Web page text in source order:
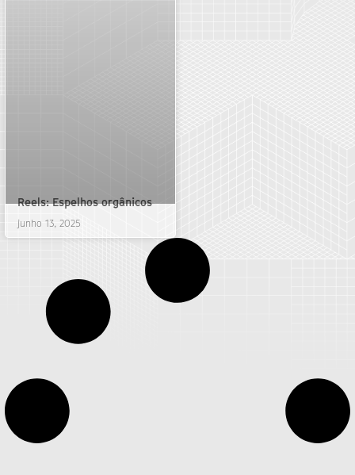
Reels: Espelhos orgânicos
junho 13, 2025